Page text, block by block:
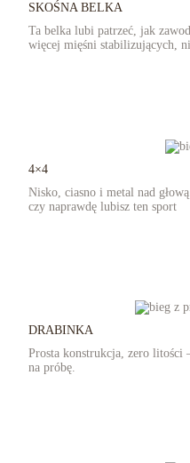
SKOŚNA BELKA
Ta belka lubi patrzeć, jak
więcej mięśni stabilizujących,
4×4
Nisko, ciasno i metal nad
czy naprawdę lubisz ten sport
DRABINKA
Prosta konstrukcja, zero litości
na próbę.